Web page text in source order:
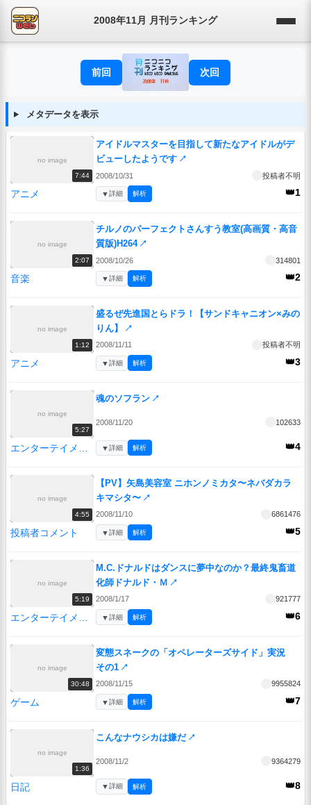
2008年11月 月刊ランキング
前回 次回
メタデータを表示
no image
7:44
アイドルマスターを目指して新たなアイドルがデ
ビューしたようです ↗
2008/10/31 投稿者不明
アニメ 👑1
▼詳細 解析
no image
2:07
チルノのパーフェクトさんすう教室(高画質・高音
質版)H264 ↗
2008/10/26 314801
音楽 👑2
▼詳細 解析
no image
1:12
盛るぜ先進国とらドラ！【サンドキャニオン×みの
りん】
↗
2008/11/11 投稿者不明
アニメ 👑3
▼詳細 解析
no image
5:27
魂のソフラン ↗
2008/11/20 102633
👑4
▼詳細 解析
no image
4:55
【PV】矢島美容室 ニホンノミカタ〜ネバダカラ
キマシタ〜 ↗
2008/11/10 6861476
投稿者コメント 👑5
▼詳細 解析
no image
5:19
M.C.ドナルドはダンスに夢中なのか？最終鬼畜道
化師ドナルド・Ｍ ↗
2008/1/17 921777
👑6
▼詳細 解析
no image
30:48
変態スネークの「オペレーターズサイド」実況
その1 ↗
2008/11/15 9955824
ゲーム 👑7
▼詳細 解析
no image
1:36
こんなナウシカは嫌だ ↗
2008/11/2 9364279
日記 👑8
▼詳細 解析